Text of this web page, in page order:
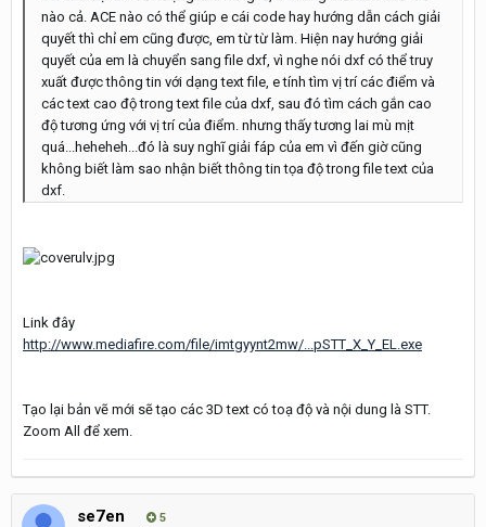
nào cả. ACE nào có thể giúp e cái code hay hướng dẫn cách giải
quyết thì chỉ em cũng được, em từ từ làm. Hiện nay hướng giải
quyết của em là chuyển sang file dxf, vì nghe nói dxf có thể truy
xuất được thông tin với dạng text file, e tính tìm vị trí các điểm và
các text cao độ trong text file của dxf, sau đó tìm cách gắn cao
độ tương ứng với vị trí của điểm. nhưng thấy tương lai mù mịt
quá...heheheh...đó là suy nghĩ giải fáp của em vì đến giờ cũng
không biết làm sao nhận biết thông tin tọa độ trong file text của
dxf.
Link đây
http://www.mediafire.com/file/imtgyynt2mw/...pSTT_X_Y_EL.exe
Tạo lại bản vẽ mới sẽ tạo các 3D text có toạ độ và nội dung là STT.
Zoom All để xem.
se7en 5